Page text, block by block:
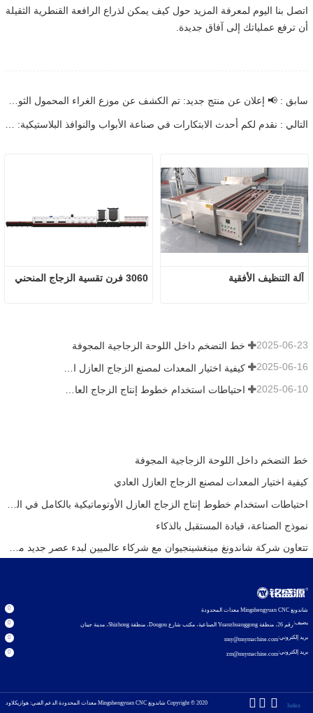
اتصل بنا اليوم لمعرفة المزيد حول كيف يمكن لذراع الرافعة القنطرية الثقيلة
أن ترفع عملياتك إلى آفاق جديدة.
3060 فرن تقسية الزجاج المنحني آلة التنظيف الأفقية
خط التضخم داخل اللوحة الزجاجية المجوفة 2025-06-23
2025-06-16
2025-06-10
خط التضخم داخل اللوحة الزجاجية المجوفة
كيفية اختيار المعدات لمصنع الزجاج العازل العادي
نموذج الصناعة، قيادة المستقبل بالذكاء
تتعاون شركة شاندونغ مينغشينجيوان مع شركاء عالميين لبدء عصر جديد من معدات الزجاج العازل
شاندونغ Mingshengyuan CNC معدات المحدودة
يضيف:رقم 26، منطقة Yuanzhuanggong الصناعية، مكتب شارع Dougou، منطقة Shizhong، مدينة جينان
بريد إلكتروني:msy@msymachine.com
بريد إلكتروني:zm@msymachine.com
Copyright © 2020 شاندونغ Mingshengyuan CNC معدات المحدودة الدعم الفني: هوازيكلاود Index